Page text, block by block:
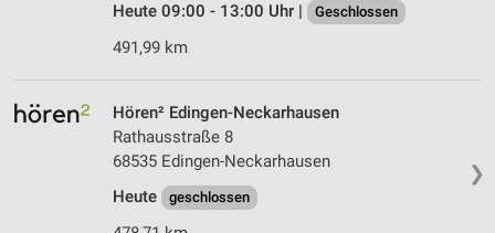
Heute 09:00 - 13:00 Uhr |
Geschlossen
491,99 km
❯
Hören² Edingen-Neckarhausen
Rathausstraße 8
68535 Edingen-Neckarhausen
Heute
geschlossen